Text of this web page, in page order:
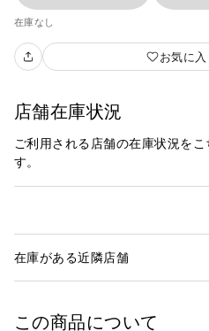
在庫なし
お気に
店舗在庫状況
ご利用される店舗の在庫状況を
す。
在庫がある近隣店舗
この商品について